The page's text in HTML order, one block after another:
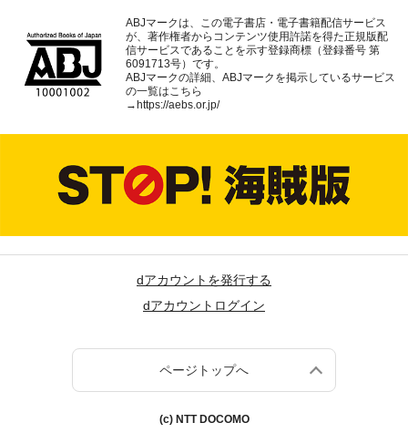
ABJマークは、この電子書店・電子書籍配信サービス
が、著作権者からコンテンツ使用許諾を得た正規版配
信サービスであることを示す登録商標（登録番号 第
6091713号）です。
ABJマークの詳細、ABJマークを掲示しているサービス
の一覧はこちら
→ https://aebs.or.jp/
dアカウントを発行する
dアカウントログイン
ページトップへ
(c) NTT DOCOMO